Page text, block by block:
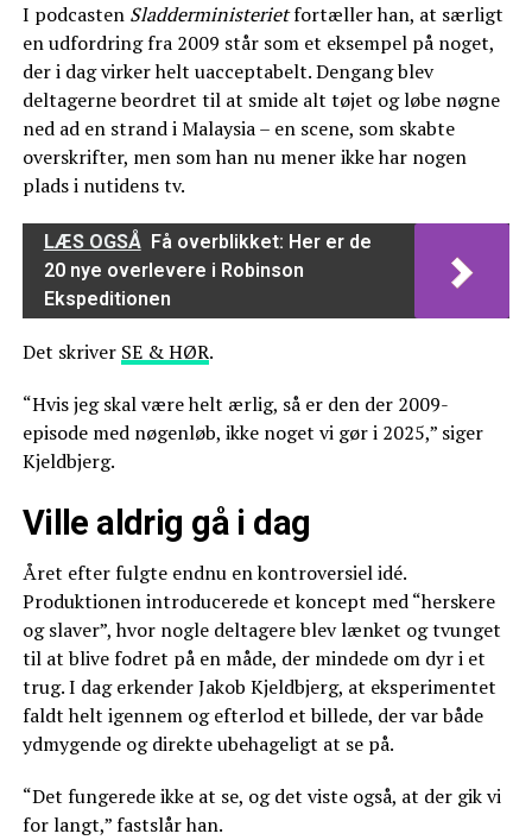
I podcasten Sladderministerietfortæller han, at særligt
en udfordring fra 2009 står som et eksempel på noget,
der i dag virker helt uacceptabelt. Dengang blev
deltagerne beordret til at smide alt tøjet og løbe nøgne
ned ad en strand i Malaysia – en scene, som skabte
overskrifter, men som han nu mener ikke har nogen
plads i nutidens tv.
LÆS OGSÅ Få overblikket: Her er de
20 nye overlevere i Robinson
Ekspeditionen
Det skriver SE & HØR.
“Hvis jeg skal være helt ærlig, så er den der 2009-
episode med nøgenløb, ikke noget vi gør i 2025,” siger
Kjeldbjerg.
Ville aldrig gå i dag
Året efter fulgte endnu en kontroversiel idé.
Produktionen introducerede et koncept med “herskere
og slaver”, hvor nogle deltagere blev lænket og tvunget
til at blive fodret på en måde, der mindede om dyr i et
trug. I dag erkender Jakob Kjeldbjerg, at eksperimentet
faldt helt igennem og efterlod et billede, der var både
ydmygende og direkte ubehageligt at se på.
“Det fungerede ikke at se, og det viste også, at der gik vi
for langt,” fastslår han.